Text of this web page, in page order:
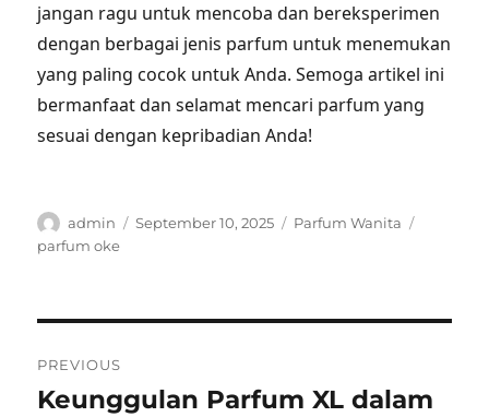
jangan ragu untuk mencoba dan bereksperimen
dengan berbagai jenis parfum untuk menemukan
yang paling cocok untuk Anda. Semoga artikel ini
bermanfaat dan selamat mencari parfum yang
sesuai dengan kepribadian Anda!
Author
admin
Posted
September 10, 2025 Categories
Parfum Wanita
parfum oke
navigation
PREVIOUS
Previous
Keunggulan Parfum XL dalam